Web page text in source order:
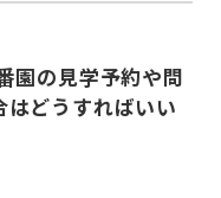
園の見学予約や問
どうすればいい